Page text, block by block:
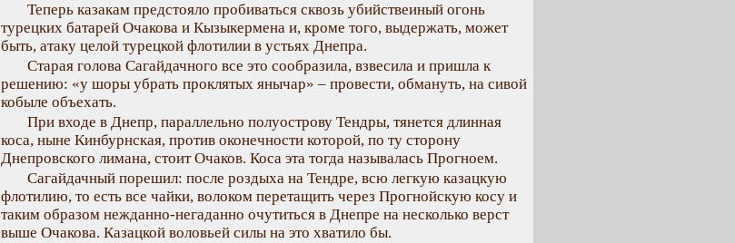
Теперь казакам предстояло пробиваться сквозь убийствеиный огонь
турецких батарей Очакова и Кызыкермена и, кроме того, выдержать, может
быть, атаку целой турецкой флотилии в устьях Днепра.
Старая голова Сагайдачного все это сообразила, взвесила и пришла к
решению: «у шоры убрать проклятых янычар» – провести, обмануть, на сивой
кобыле объехать.
При входе в Днепр, параллельно полуострову Тендры, тянется длинная
коса, ныне Кинбурнская, против оконечности которой, по ту сторону
Днепровского лимана, стоит Очаков. Коса эта тогда называлась Прогноем.
Сагайдачный порешил: после роздыха на Тендре, всю легкую казацкую
флотилию, то есть все чайки, волоком перетащить через Прогнойскую косу и
таким образом нежданно-негаданно очутиться в Днепре на несколько верст
выше Очакова. Казацкой воловьей силы на это хватило бы.